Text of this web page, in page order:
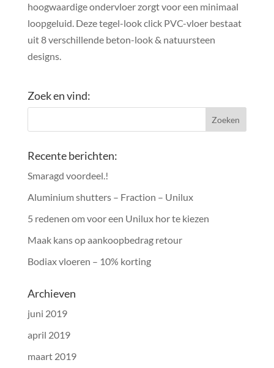
hoogwaardige ondervloer zorgt voor een minimaal
loopgeluid. Deze tegel-look click PVC-vloer bestaat
uit 8 verschillende beton-look & natuursteen
designs.
Zoek en vind:
Recente berichten:
Smaragd voordeel.!
Aluminium shutters – Fraction – Unilux
5 redenen om voor een Unilux hor te kiezen
Maak kans op aankoopbedrag retour
Bodiax vloeren – 10% korting
Archieven
juni 2019
april 2019
maart 2019